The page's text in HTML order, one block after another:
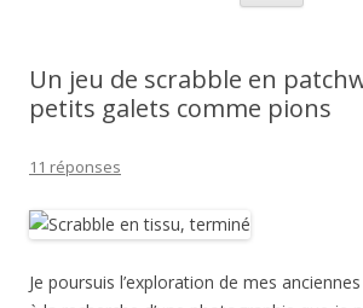
contenu
Un jeu de scrabble en
petits galets comme pions
11 réponses
Je poursuis l’exploration de mes